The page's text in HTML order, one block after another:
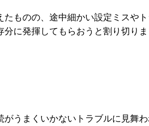
ものの、途中細かい設定ミスや
に発揮してもらおうと割り切りま
うまくいかないトラブルに見舞